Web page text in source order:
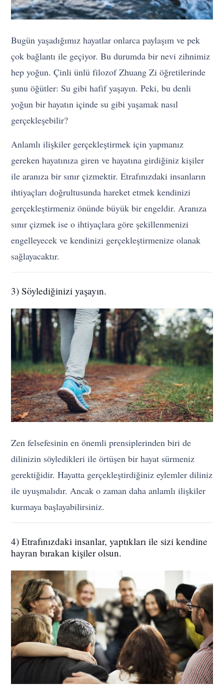
Bugün yaşadığımız hayatlar onlarca paylaşım ve pek
çok bağlantı ile geçiyor. Bu durumda bir nevi zihnimiz
hep yoğun. Çinli ünlü filozof Zhuang Zi öğretilerinde
şunu öğütler: Su gibi hafif yaşayın. Peki, bu denli
yoğun bir hayatın içinde su gibi yaşamak nasıl
gerçekleşebilir?
Anlamlı ilişkiler gerçekleştirmek için yapmanız
gereken hayatınıza giren ve hayatına girdiğiniz kişiler
ile aranıza bir sınır çizmektir. Etrafınızdaki insanların
ihtiyaçları doğrultusunda hareket etmek kendinizi
gerçekleştirmeniz önünde büyük bir engeldir. Aranıza
sınır çizmek ise o ihtiyaçlara göre şekillenmenizi
engelleyecek ve kendinizi gerçekleştirmenize olanak
sağlayacaktır.
3) Söylediğinizi yaşayın.
Zen felsefesinin en önemli prensiplerinden biri de
dilinizin söyledikleri ile örtüşen bir hayat sürmeniz
gerektiğidir. Hayatta gerçekleştirdiğiniz eylemler diliniz
ile uyuşmalıdır. Ancak o zaman daha anlamlı ilişkiler
kurmaya başlayabilirsiniz.
4) Etrafınızdaki insanlar, yaptıkları ile sizi kendine
hayran bırakan kişiler olsun.